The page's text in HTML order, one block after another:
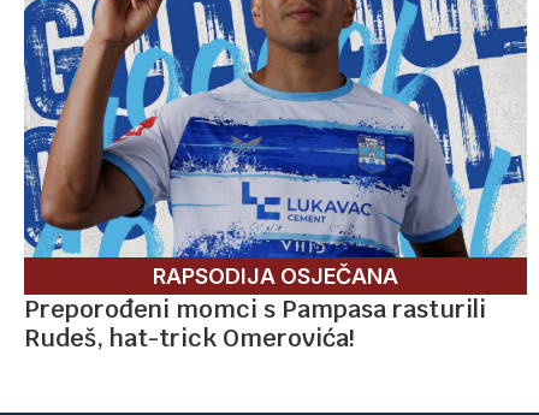
RAPSODIJA OSJEČANA
Preporođeni momci s Pampasa rasturili
Rudeš, hat-trick Omerovića!